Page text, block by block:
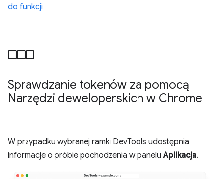
do funkcji
Sprawdzanie tokenów za pomocą
Narzędzi deweloperskich w Chrome
W przypadku wybranej ramki DevTools udostępnia
informacje o próbie pochodzenia w paneluAplikacja.